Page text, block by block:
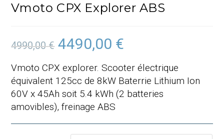
Vmoto CPX Explorer ABS
4990,00€
Le
prix
4990,00 €.
4490,00 €
4490,00 €.
Vmoto CPX explorer. Scooter électrique
équivalent 125cc de 8kW Baterrie Lithium Ion
60V x 45Ah soit 5.4 kWh (2 batteries
amovibles), freinage ABS